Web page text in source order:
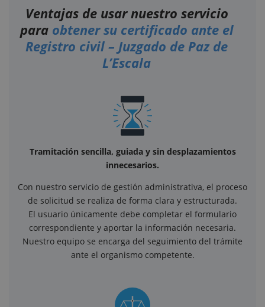
Ventajas de usar nuestro servicio
para obtener su certificado ante el
Registro civil – Juzgado de Paz de
L’Escala
Tramitación sencilla, guiada y sin desplazamientos
innecesarios.
Con nuestro servicio de gestión administrativa, el proceso
de solicitud se realiza de forma clara y estructurada.
El usuario únicamente debe completar el formulario
correspondiente y aportar la información necesaria.
Nuestro equipo se encarga del seguimiento del trámite
ante el organismo competente.